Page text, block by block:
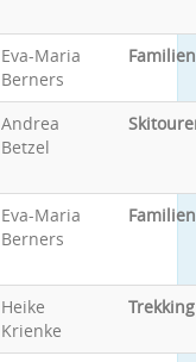
Eva-Maria
Berners
Andrea
Betzel
Eva-Maria
Berners
Heike
Krienke
Trekking